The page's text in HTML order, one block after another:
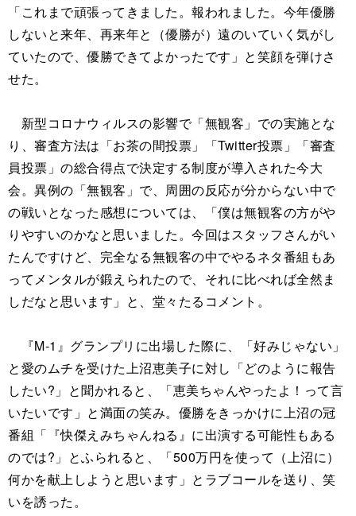
「これまで頑張ってきました。報われました。今年優勝
しないと来年、再来年と（優勝が）遠のいていく気がし
ていたので、優勝できてよかったです」と笑顔を弾けさ
せた。
新型コロナウィルスの影響で「無観客」での実施とな
り、審査方法は「お茶の間投票」「Twitter投票」「審査
員投票」の総合得点で決定する制度が導入された今大
会。異例の「無観客」で、周囲の反応が分からない中で
の戦いとなった感想については、「僕は無観客の方がや
りやすいのかなと思いました。今回はスタッフさんがい
たんですけど、完全なる無観客の中でやるネタ番組もあ
ってメンタルが鍛えられたので、それに比べれば全然ま
しだなと思います」と、堂々たるコメント。
『M-1』グランプリに出場した際に、「好みじゃない」
と愛のムチを受けた上沼恵美子に対し「どのように報告
したい?」と聞かれると、「恵美ちゃんやったよ！って言
いたいです」と満面の笑み。優勝をきっかけに上沼の冠
番組「『快傑えみちゃんねる』に出演する可能性もある
のでは?」とふられると、「500万円を使って（上沼に）
何かを献上しようと思います」とラブコールを送り、笑
いを誘った。